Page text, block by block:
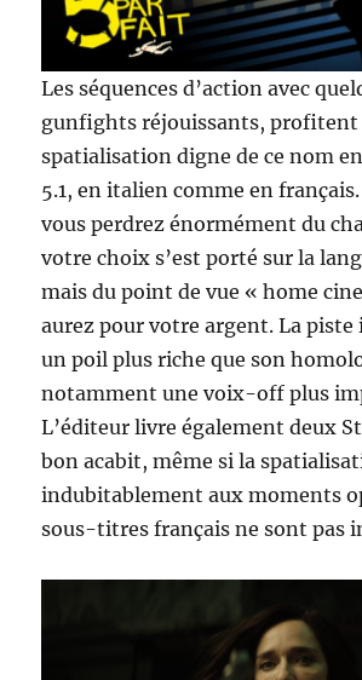
Les séquences d’action avec
gunfights réjouissants, profitent
spatialisation digne de ce nom
5.1, en italien comme en
vous perdrez énormément du
votre choix s’est porté sur la
mais du point de vue « home
aurez pour votre argent. La piste
un poil plus riche que son
notamment une voix-off plus
L’éditeur livre également deux
bon acabit, même si la
indubitablement aux moments
sous-titres français ne sont pas